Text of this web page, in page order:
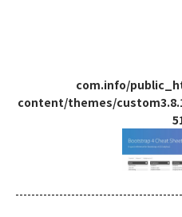
com.info/
content/themes/